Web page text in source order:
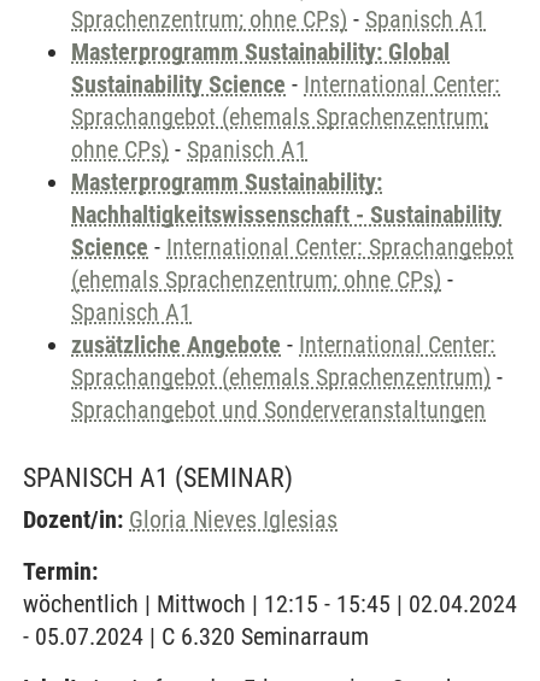
Sprachenzentrum; ohne CPs) - Spanisch A1
Masterprogramm Sustainability: Global
Sustainability Science - International Center:
Sprachangebot (ehemals Sprachenzentrum;
ohne CPs) - Spanisch A1
Masterprogramm Sustainability:
Nachhaltigkeitswissenschaft - Sustainability
Science - International Center: Sprachangebot
(ehemals Sprachenzentrum; ohne CPs) -
Spanisch A1
zusätzliche Angebote - International Center:
Sprachangebot (ehemals Sprachenzentrum) -
Sprachangebot und Sonderveranstaltungen
SPANISCH A1 (SEMINAR)
Dozent/in: Gloria Nieves Iglesias
Termin:
wöchentlich | Mittwoch | 12:15 - 15:45 | 02.04.2024
- 05.07.2024 | C 6.320 Seminarraum